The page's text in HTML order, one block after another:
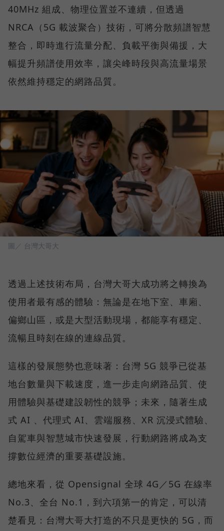
40MHz 組成、物理位置並不連續，但透過
NRCA（5G 載波聚合）技術，可將分散頻譜智慧
整合，即時進行流量分配、負載平衡與備援，大
幅提升頻譜使用效率，讓尖峰時段與高流量場景
依然維持穩定的網路品質。
圖／ 台灣大哥大
透過上述技術布局，台灣大哥大成功將之轉換為
使用者最有感的體驗：無論是在地下室、車廂、
偏鄉山區，或是大型活動現場，都能享有穩定、
流暢且時刻在線的連線品質。
這樣的發展態勢也意味著：台灣 5G 競爭已從基
地台數量與下載速度，進一步走向網路品質、使
用體驗與基礎建設韌性的競爭；未來，隨著生成
式 AI 、代理式 AI、雲端服務、XR 沉浸式體驗、
自駕車與智慧城市快速發展，行動網路將成為支
撐數位經濟的重要基礎設施。
總地來看，從 Opensignal 全球 4G／5G 在線率
No.3、全台 No.1，到六項第一的肯定，可以清
楚看見：台灣大哥大打造的不只是更快的 5G，而